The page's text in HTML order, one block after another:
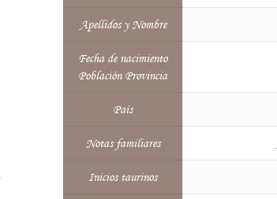
Apellidos y Nombre
Fecha de nacimiento
Población Provincia
País
Notas familiares
Inicios taurinos